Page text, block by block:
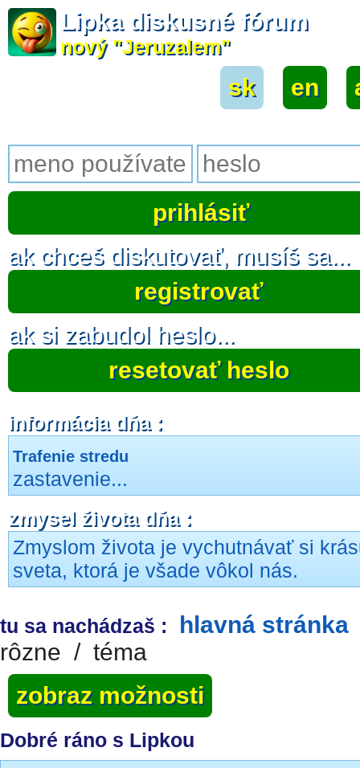
Lipka diskusné fórum
nový "Jeruzalem"
sk en
ak chceš diskutovať, musíš sa...
registrovať
ak si zabudol heslo...
resetovať heslo
informácia dňa :
Trafenie stredu
zastavenie...
zmysel života dňa :
Zmyslom života je vychutnávať si
sveta, ktorá je všade vôkol nás.
tu sa nachádzaš : hlavná stránka
rôzne / téma
zobraz možnosti
Dobré ráno s Lipkou